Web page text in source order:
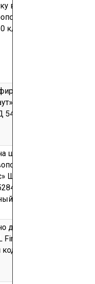
высокоскоростных
от 18 мая 2006
к/т
ткань марки
51 000 0
шторы
ШП-01, выпускаемой
001-58693338-2006
выпуск
для огнезащитных
FireScreen EI120-3200
код ТН ВЭД 7019 59 000